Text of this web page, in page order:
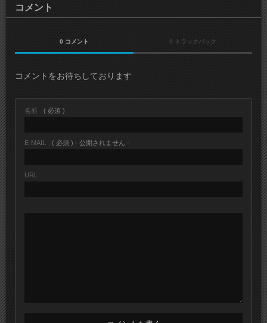
コメント
0 コメント 0 トラックバック
コメントをお待ちしております
名前 ( 必須 )
E-MAIL ( 必須 ) - 公開されません -
URL